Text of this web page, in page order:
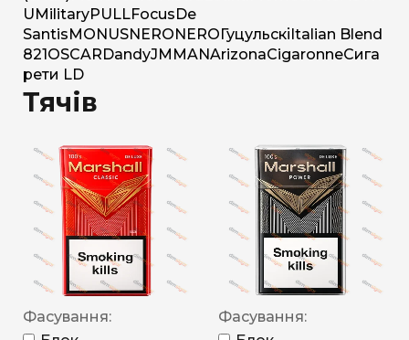
U MilitaryPULLFocus De
Santis MONUSNERO NERO Гуцульскі Italian Blend
821 OSCAR DandyJM MANArizonaCigaronneСига
рети LD
Тячів
Фасування:
Фасування: